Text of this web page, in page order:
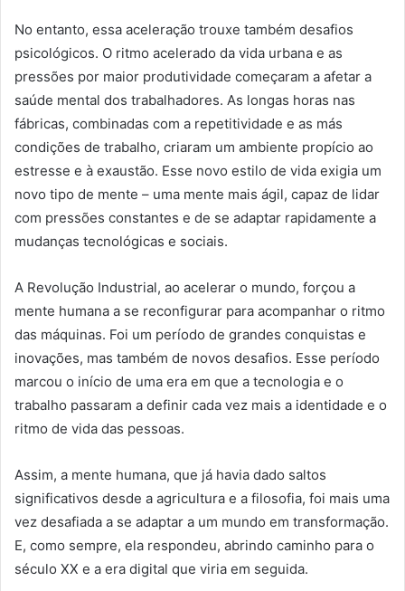
No entanto, essa aceleração trouxe também desafios
psicológicos. O ritmo acelerado da vida urbana e as
pressões por maior produtividade começaram a afetar a
saúde mental dos trabalhadores. As longas horas nas
fábricas, combinadas com a repetitividade e as más
condições de trabalho, criaram um ambiente propício ao
estresse e à exaustão. Esse novo estilo de vida exigia um
novo tipo de mente – uma mente mais ágil, capaz de lidar
com pressões constantes e de se adaptar rapidamente a
mudanças tecnológicas e sociais.
A Revolução Industrial, ao acelerar o mundo, forçou a
mente humana a se reconfigurar para acompanhar o ritmo
das máquinas. Foi um período de grandes conquistas e
inovações, mas também de novos desafios. Esse período
marcou o início de uma era em que a tecnologia e o
trabalho passaram a definir cada vez mais a identidade e o
ritmo de vida das pessoas.
Assim, a mente humana, que já havia dado saltos
significativos desde a agricultura e a filosofia, foi mais uma
vez desafiada a se adaptar a um mundo em transformação.
E, como sempre, ela respondeu, abrindo caminho para o
século XX e a era digital que viria em seguida.